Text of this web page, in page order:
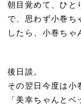
朝目覚めて、ひと
で、思わず小巻ち
したら、小巻ちゃ
後日談。
その翌日今度は小
「美幸ちゃんと